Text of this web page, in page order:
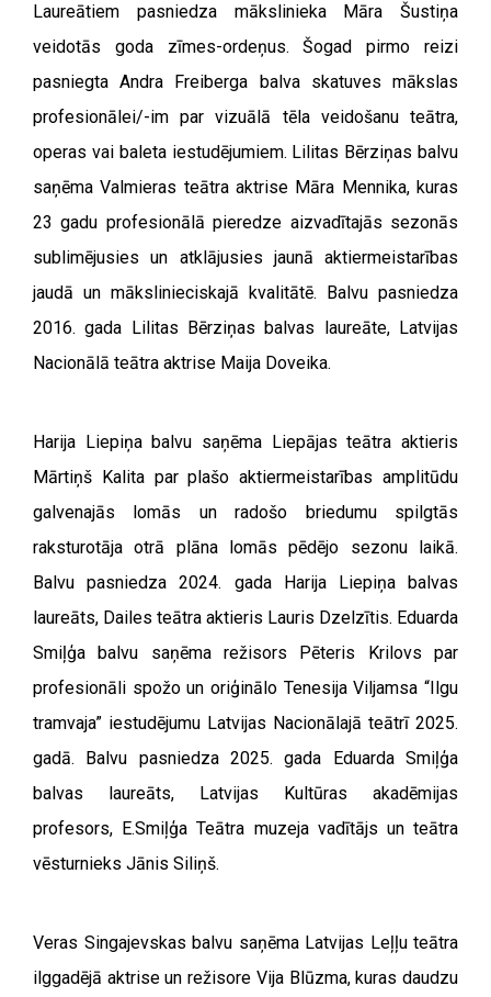
Laureātiem pasniedza mākslinieka Māra Šustiņa
veidotās goda zīmes-ordeņus. Šogad pirmo reizi
pasniegta Andra Freiberga balva skatuves mākslas
profesionālei/-im par vizuālā tēla veidošanu teātra,
operas vai baleta iestudējumiem. Lilitas Bērziņas balvu
saņēma Valmieras teātra aktrise Māra Mennika, kuras
23 gadu profesionālā pieredze aizvadītajās sezonās
sublimējusies un atklājusies jaunā aktiermeistarības
jaudā un mākslinieciskajā kvalitātē. Balvu pasniedza
2016. gada Lilitas Bērziņas balvas laureāte, Latvijas
Nacionālā teātra aktrise Maija Doveika.
Harija Liepiņa balvu saņēma Liepājas teātra aktieris
Mārtiņš Kalita par plašo aktiermeistarības amplitūdu
galvenajās lomās un radošo briedumu spilgtās
raksturotāja otrā plāna lomās pēdējo sezonu laikā.
Balvu pasniedza 2024. gada Harija Liepiņa balvas
laureāts, Dailes teātra aktieris Lauris Dzelzītis. Eduarda
Smiļģa balvu saņēma režisors Pēteris Krilovs par
profesionāli spožo un oriģinālo Tenesija Viljamsa “Ilgu
tramvaja” iestudējumu Latvijas Nacionālajā teātrī 2025.
gadā. Balvu pasniedza 2025. gada Eduarda Smiļģa
balvas laureāts, Latvijas Kultūras akadēmijas
profesors, E.Smiļģa Teātra muzeja vadītājs un teātra
vēsturnieks Jānis Siliņš.
Veras Singajevskas balvu saņēma Latvijas Leļļu teātra
ilggadējā aktrise un režisore Vija Blūzma, kuras daudzu